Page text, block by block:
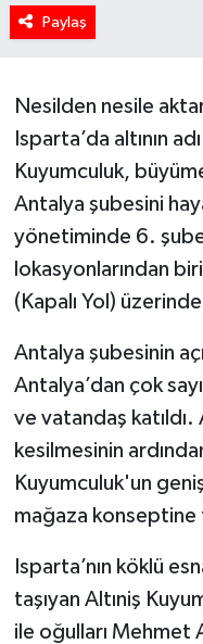
Paylaş
Nesilden nesile
Isparta’da altının
Kuyumculuk,
Antalya şubesini
yönetiminde 6.
lokasyonlarından
(Kapalı Yol)
Antalya şubesinin
Antalya’dan çok
ve vatandaş katıldı.
kesilmesinin
Kuyumculuk'un
mağaza
Isparta’nın köklü
taşıyan Altıniş
ile oğulları Mehmet
Oyun
RESMİ İLANLAR
Spor
Tarihi
Teknoloji
Türkiye
İletişim
Künye